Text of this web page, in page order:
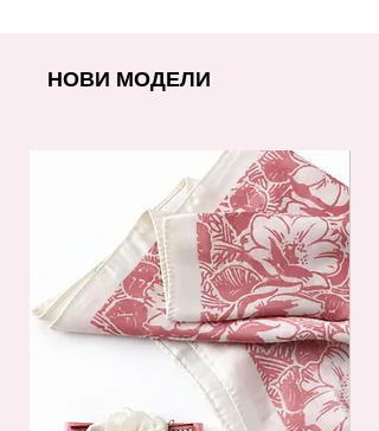
НОВИ МОДЕЛИ